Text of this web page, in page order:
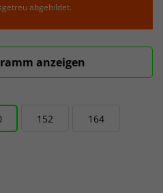
abgebildet.
anzeigen
152 164